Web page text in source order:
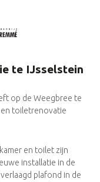
te IJsselstein
op de Weegbree te
toiletrenovatie
en toilet zijn
installatie in de
plafond in de